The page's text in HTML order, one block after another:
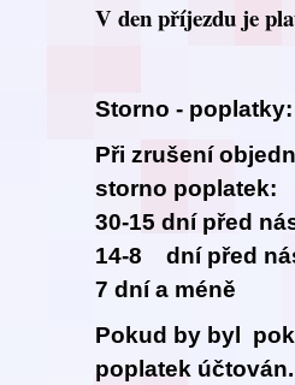
V den příjezdu je
Storno - poplatky:
Při zrušení
storno poplatek:
30-15 dní před
14-8 dní před
7 dní a
Pokud by byl
poplatek účtován.